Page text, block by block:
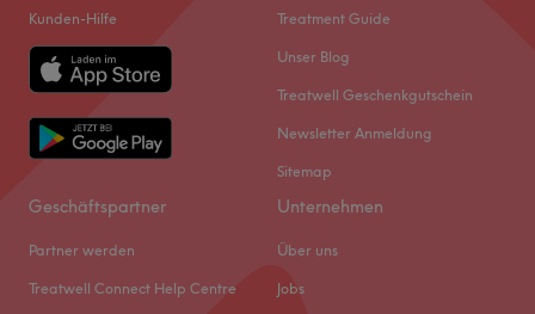
Kunden-Hilfe Treatment Guide
Unser Blog
Treatwell Geschenkgutschein
Newsletter Anmeldung
Sitemap
Geschäftspartner
Partner werden
Treatwell Connect Help Centre
Unternehmen
Über uns
Jobs